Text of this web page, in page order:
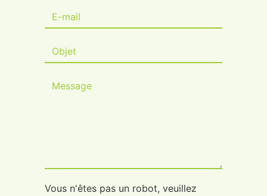
Vous n'êtes pas un robot, veuillez